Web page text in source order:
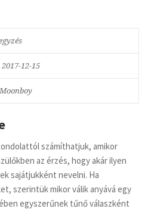
2017-12-15
Moonboy
számíthatjuk, amikor
az érzés, hogy akár ilyen
sajátjukként nevelni. Ha
szerintük mikor válik anyává egy
egyszerűnek tűnő válaszként